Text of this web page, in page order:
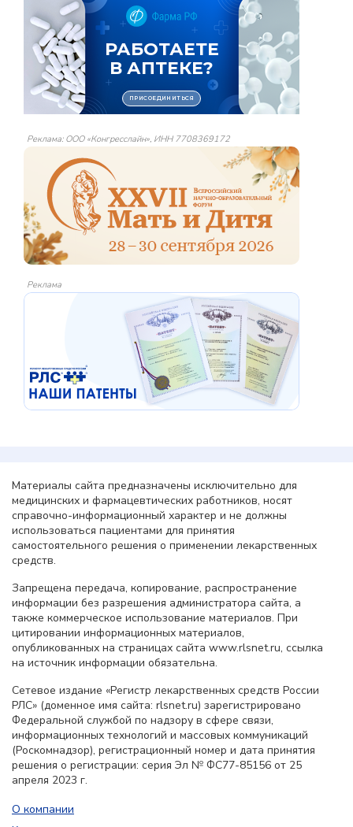
Реклама: ООО «Конгресслайн», ИНН 7708369172
Реклама
Материалы сайта предназначены исключительно для
медицинских и фармацевтических работников, носят
справочно-информационный характер и не должны
использоваться пациентами для принятия
самостоятельного решения о применении лекарственных
средств.
Запрещена передача, копирование, распространение
информации без разрешения администратора сайта, а
также коммерческое использование материалов. При
цитировании информационных материалов,
опубликованных на страницах сайта www.rlsnet.ru, ссылка
на источник информации обязательна.
Сетевое издание «Регистр лекарственных средств России
РЛС» (доменное имя сайта: rlsnet.ru) зарегистрировано
Федеральной службой по надзору в сфере связи,
информационных технологий и массовых коммуникаций
(Роскомнадзор), регистрационный номер и дата принятия
решения о регистрации: серия Эл № ФС77-85156 от 25
апреля 2023 г.
О компании